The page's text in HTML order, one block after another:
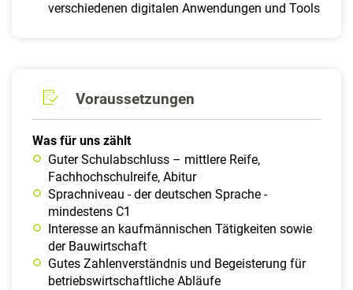
verschiedenen digitalen Anwendungen und Tools
Voraussetzungen
Was für uns zählt
Guter Schulabschluss – mittlere Reife,
Fachhochschulreife, Abitur
Sprachniveau - der deutschen Sprache -
mindestens C1
Interesse an kaufmännischen Tätigkeiten sowie
der Bauwirtschaft
Gutes Zahlenverständnis und Begeisterung für
betriebswirtschaftliche Abläufe